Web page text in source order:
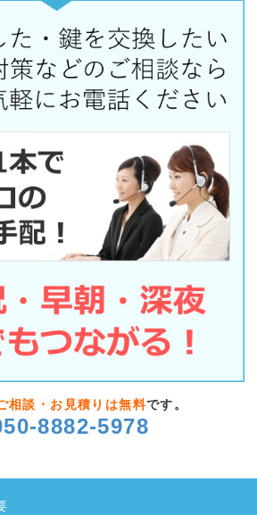
相談・お見積りは無料です。
8882-5978